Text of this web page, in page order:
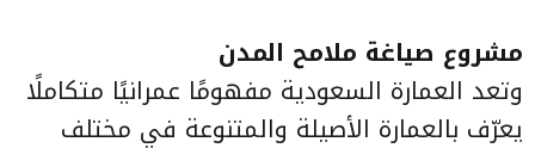
مشروع صياغة ملامح المدن
وتعد العمارة السعودية مفهومًا عمرانيًا متكاملًا
يعرّف بالعمارة الأصيلة والمتنوعة في مختلف